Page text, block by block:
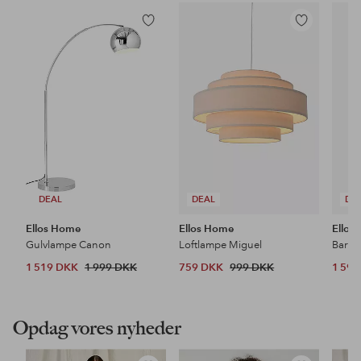
DEAL
Tilføj
til
Ellos Home
Gulvlampe Canon
1 519 DKK 1 999 DKK
DEAL
Tilføj
Ellos Home
Loftlampe Miguel
759 DKK 999 DKK
Ellos
1
Opdag vores nyheder